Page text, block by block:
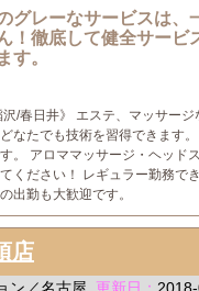
グレーなサービスは、
！徹底して健全サービ
す。
沢/春日井》 エステ、マッサー
なたでも技術を習得できます
。 アロママッサージ・ヘッド
ください！ レギュラー勤務で
出勤も大歓迎です。
店